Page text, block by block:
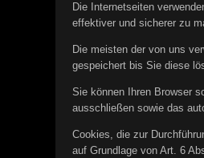
Die Internetseiten
effektiver und sicherer zu
Die meisten der von uns
gespeichert bis Sie diese
Sie können Ihren Browser
ausschließen sowie das
Cookies, die zur
auf Grundlage von Art. 6